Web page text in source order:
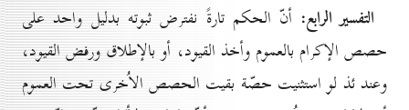
التفسير الرابع: أنّ الحكم تارةً نفترض ثبوته بدليل واحد على
حصص الإكرام بالعموم وأخذ القيود، أو بالإطلاق ورفض القيود،
وعند ئذ لو استثنيت حصّة بقيت الحصص الاُخرى تحت العموم